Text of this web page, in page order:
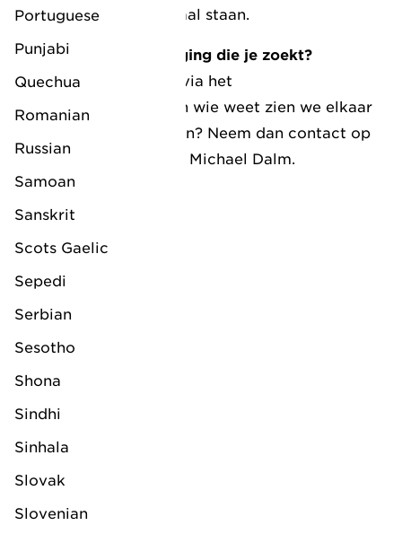
Portuguese
Punjabi
Quechua
Romanian
Russian
Samoan
Sanskrit
Scots Gaelic
Sepedi
Serbian
Sesotho
Shona
Sindhi
Sinhala
Slovak
Slovenian
ontwikkeling centraal staan.
Klinkt dit als de uitdaging die je zoekt?
Solliciteer dan direct via het
sollicitatieformulier en wie weet zien we elkaar
snel! Heb je nog vragen? Neem dan contact op
met onze HR Manager Michael Dalm.
Message